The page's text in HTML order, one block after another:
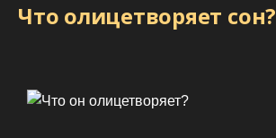
Что олицетворяет сон?